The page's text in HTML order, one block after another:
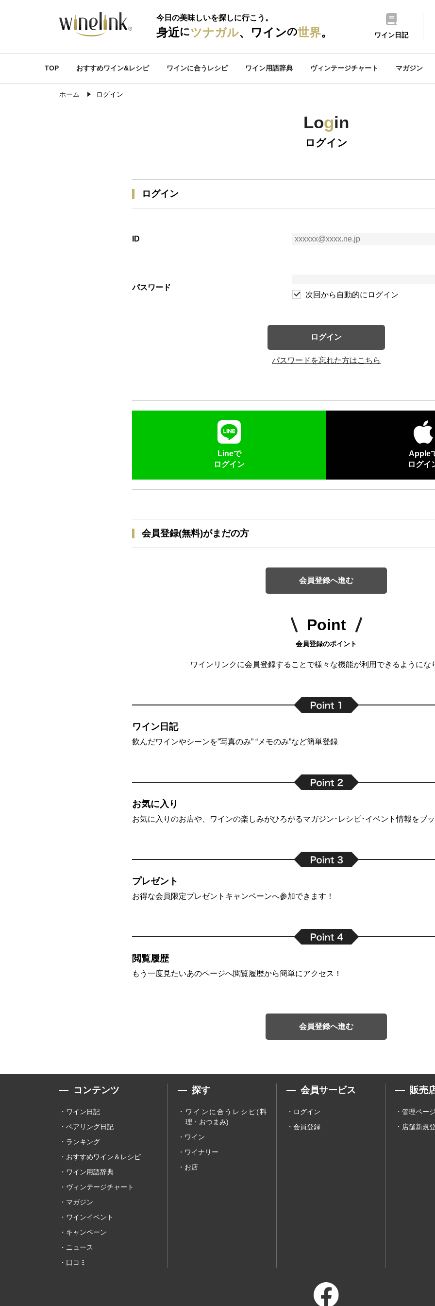
今日の美味しいを探しに行こう。
身近にツナガル、ワインの世界。 ワイン日記
TOP おすすめワイン&レシピ ワインに合うレシピ ワイン用語辞典 ヴィンテージチャート マガジン
ホーム ログイン
Login
ログイン
ログイン
ID
パスワード
次回から自動的にログイン
ログイン
パスワードを忘れた方はこちら
Lineで
ログイン
Apple
ログイ
会員登録(無料)がまだの方
会員登録へ進む
Point
会員登録のポイント
ワインリンクに会員登録することで様々な機能が利用できるようにな
ワイン日記
飲んだワインやシーンを”写真のみ” “メモのみ”など簡単登録
お気に入り
お気に入りのお店や、ワインの楽しみがひろがるマガジン･レシピ･イベント情報をブ
プレゼント
お得な会員限定プレゼントキャンペーンへ参加できます！
閲覧履歴
もう一度見たいあのページへ閲覧履歴から簡単にアクセス！
会員登録へ進む
コンテンツ
ワイン日記
ペアリング日記
ランキング
おすすめワイン＆レシピ
ワイン用語辞典
ヴィンテージチャート
マガジン
ワインイベント
キャンペーン
ニュース
口コミ
探す
ワインに合うレシピ(料
理・おつまみ)
ワイン
ワイナリー
お店
会員サービス
ログイン
会員登録
販売
管理ペー
店舗新規